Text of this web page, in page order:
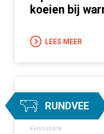
koeien bij
LEES MEER
RUNDVEE
Kennisbank